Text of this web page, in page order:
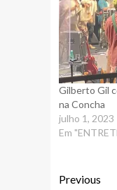
Gilberto Gil
na Concha
julho 1, 2023
Em
Previous